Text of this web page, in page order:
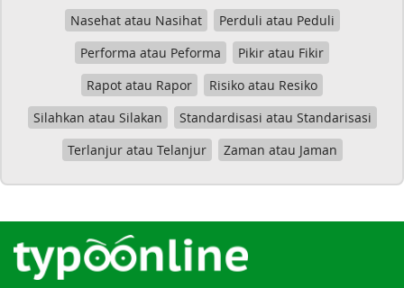
Nasehat atau Nasihat
Perduli atau Peduli
Performa atau Peforma
Pikir atau Fikir
Rapot atau Rapor
Risiko atau Resiko
Silahkan atau Silakan
Standardisasi atau Standarisasi
Terlanjur atau Telanjur
Zaman atau Jaman